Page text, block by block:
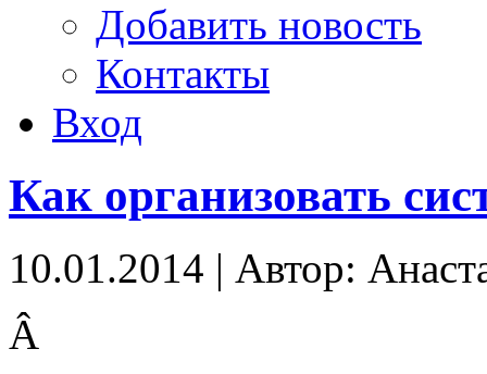
Добавить новость
Контакты
Вход
Как организовать
10.01.2014 | Автор:
Â